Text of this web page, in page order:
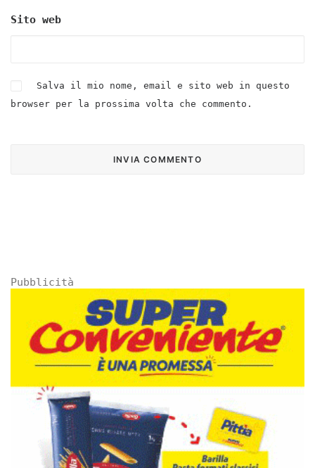
Sito web
Salva il mio nome, email e sito web in questo
browser per la prossima volta che commento.
Pubblicità